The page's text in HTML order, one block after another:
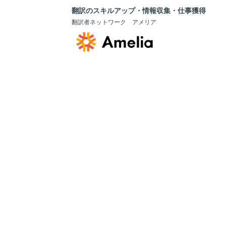
翻訳のスキルアップ・情報収集・仕事獲得
翻訳者ネットワーク アメリア